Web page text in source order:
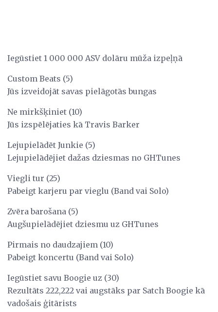
Iegūstiet 1 000 000 ASV dolāru mūža izpeļņā
Custom Beats (5)
Jūs izveidojāt savas pielāgotās bungas
Ne mirkšķiniet (10)
Jūs izspēlējaties kā Travis Barker
Lejupielādēt Junkie (5)
Lejupielādējiet dažas dziesmas no GHTunes
Viegli tur (25)
Pabeigt karjeru par vieglu (Band vai Solo)
Zvēra barošana (5)
Augšupielādējiet dziesmu uz GHTunes
Pirmais no daudzajiem (10)
Pabeigt koncertu (Band vai Solo)
Iegūstiet savu Boogie uz (30)
Rezultāts 222,222 vai augstāks par Satch Boogie kā
vadošais ģitārists